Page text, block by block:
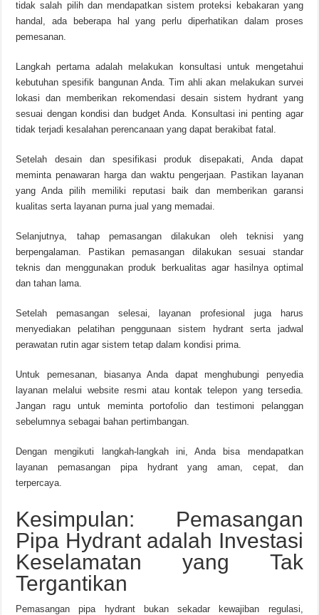
tidak salah pilih dan mendapatkan sistem proteksi kebakaran yang
handal, ada beberapa hal yang perlu diperhatikan dalam proses
pemesanan.
Langkah pertama adalah melakukan konsultasi untuk mengetahui
kebutuhan spesifik bangunan Anda. Tim ahli akan melakukan survei
lokasi dan memberikan rekomendasi desain sistem hydrant yang
sesuai dengan kondisi dan budget Anda. Konsultasi ini penting agar
tidak terjadi kesalahan perencanaan yang dapat berakibat fatal.
Setelah desain dan spesifikasi produk disepakati, Anda dapat
meminta penawaran harga dan waktu pengerjaan. Pastikan layanan
yang Anda pilih memiliki reputasi baik dan memberikan garansi
kualitas serta layanan purna jual yang memadai.
Selanjutnya, tahap pemasangan dilakukan oleh teknisi yang
berpengalaman. Pastikan pemasangan dilakukan sesuai standar
teknis dan menggunakan produk berkualitas agar hasilnya optimal
dan tahan lama.
Setelah pemasangan selesai, layanan profesional juga harus
menyediakan pelatihan penggunaan sistem hydrant serta jadwal
perawatan rutin agar sistem tetap dalam kondisi prima.
Untuk pemesanan, biasanya Anda dapat menghubungi penyedia
layanan melalui website resmi atau kontak telepon yang tersedia.
Jangan ragu untuk meminta portofolio dan testimoni pelanggan
sebelumnya sebagai bahan pertimbangan.
Dengan mengikuti langkah-langkah ini, Anda bisa mendapatkan
layanan pemasangan pipa hydrant yang aman, cepat, dan
terpercaya.
Kesimpulan: Pemasangan
Pipa Hydrant adalah Investasi
Keselamatan yang Tak
Tergantikan
Pemasangan pipa hydrant bukan sekadar kewajiban regulasi,